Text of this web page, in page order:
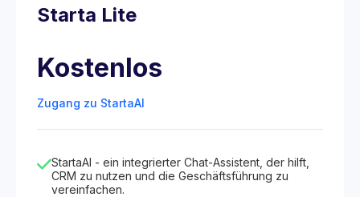
Starta Lite
Kostenlos
Zugang zu StartaAI
StartaAI - ein integrierter Chat-Assistent, der hilft,
CRM zu nutzen und die Geschäftsführung zu
vereinfachen.